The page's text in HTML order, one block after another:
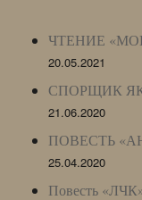
ЧТЕНИЕ
20.05.2021
СПОРЩИК
21.06.2020
ПОВЕСТЬ
25.04.2020
Повесть